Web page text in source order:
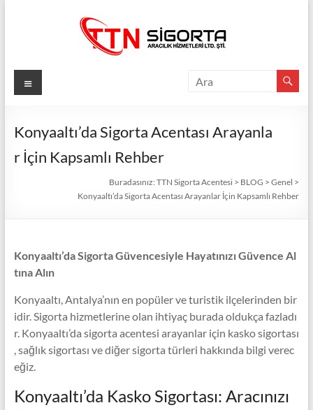
TTN
Acentesi
Güvenli
İyi
Fiyatlar,
Koruma
Menü
Konyaaltı’da Sigorta Acentası Arayanla
r İçin Kapsamlı Rehber
Buradasınız: TTN Sigorta Acentesi > BLOG >Genel >
Konyaaltı’da Sigorta Acentası Arayanlar İçin Kapsamlı Rehber
Konyaaltı’da Sigorta Güvencesiyle Hayatınızı Güvence Al
tına Alın
Konyaaltı, Antalya’nın en popüler ve turistik ilçelerinden bir
idir. Sigorta hizmetlerine olan ihtiyaç burada oldukça fazladı
r. Konyaaltı’da sigorta acentesi arayanlar için kasko sigortası
, sağlık sigortası ve diğer sigorta türleri hakkında bilgi verec
eğiz.
Konyaaltı’da Kasko Sigortası: Aracınızı